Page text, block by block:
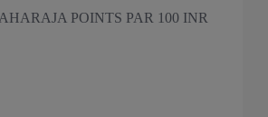
POINTS PAR 100 INR